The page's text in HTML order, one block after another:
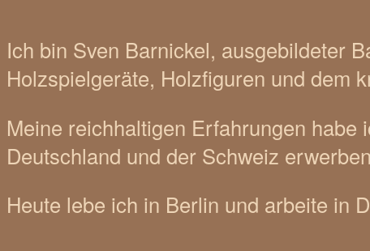
Ich bin Sven Barnickel, ausgebildeter
Holzspielgeräte, Holzfiguren und dem
Meine reichhaltigen Erfahrungen
Deutschland und der Schweiz
Heute lebe ich in Berlin und arbeite in